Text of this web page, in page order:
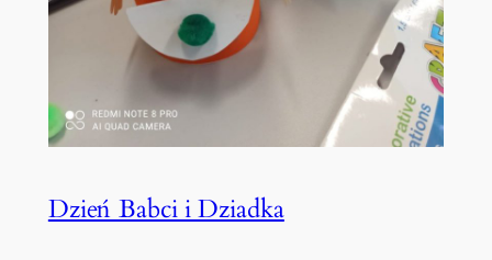
Dzień Babci i Dziadka